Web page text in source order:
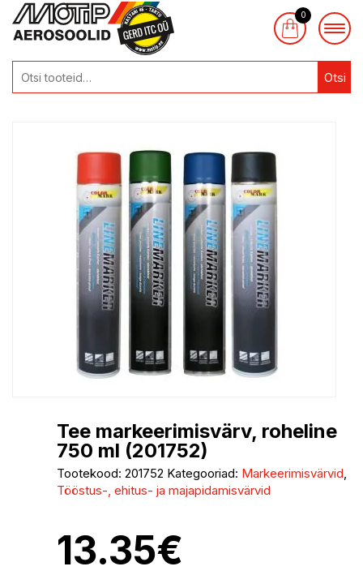
Otsi
0
Tee markeerimisvärv, roheline
750 ml (201752)
Tootekood: 201752 Kategooriad: Markeerimisvärvid,
Tööstus-, ehitus- ja majapidamisvärvid
13.35€